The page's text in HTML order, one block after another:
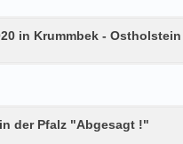
in Krummbek - Ostholstein
der Pfalz "Abgesagt !"